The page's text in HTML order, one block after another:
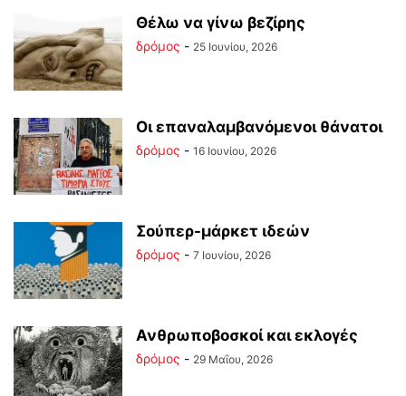
Θέλω να γίνω βεζίρης
δρόμος - 25 Ιουνίου, 2026
Οι επαναλαμβανόμενοι θάνατοι
δρόμος - 16 Ιουνίου, 2026
Σούπερ-μάρκετ ιδεών
δρόμος - 7 Ιουνίου, 2026
Ανθρωποβοσκοί και εκλογές
δρόμος - 29 Μαΐου, 2026